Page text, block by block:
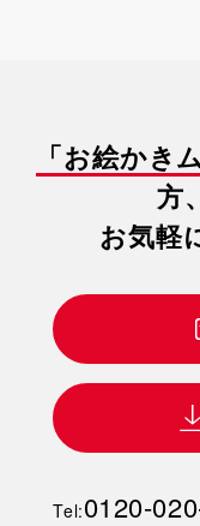
「お絵かき
方
お気軽
Tel:0120-